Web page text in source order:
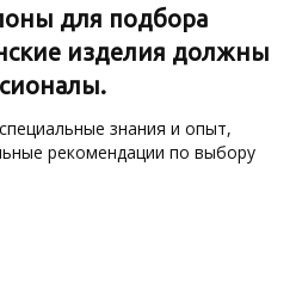
для подбора
изделия должны
знания и опыт,
рекомендации по выбору